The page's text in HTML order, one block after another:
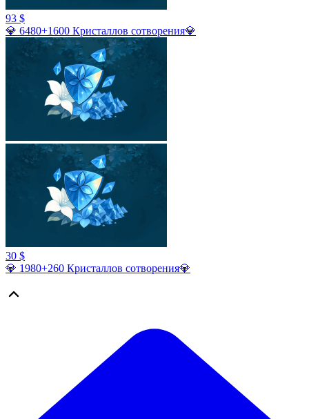
93 $
💎 6480+1600 Кристаллов сотворения💎
30 $
💎 1980+260 Кристаллов сотворения💎